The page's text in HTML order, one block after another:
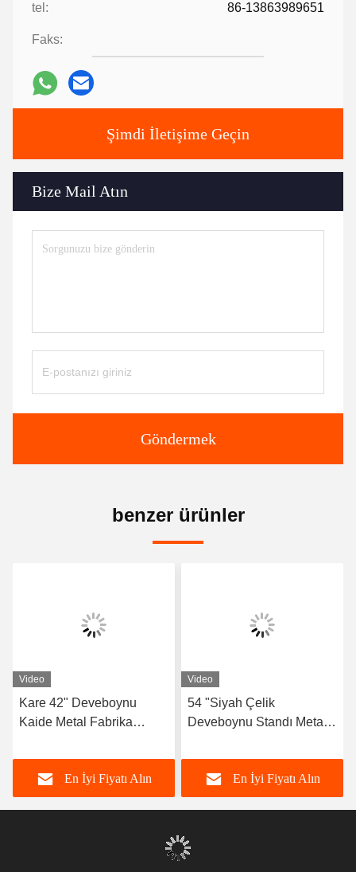
tel: 86-13863989651
Faks:
Şimdi İletişime Geçin
Bize Mail Atın
Göndermek
benzer ürünler
Video
Kare 42" Deveboynu
Kaide Metal Fabrika
En İyi Fiyatı Alın
Video
54 "Siyah Çelik
Deveboynu Standı Metal
Onayı
En İyi Fiyatı Alın